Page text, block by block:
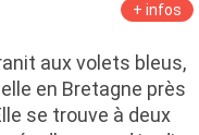
+ infos
aux volets bleus,
en Bretagne près
se trouve à deux